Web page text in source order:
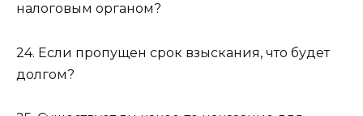
налоговым органом?
24. Если пропущен срок взыскания, что будет
долгом?